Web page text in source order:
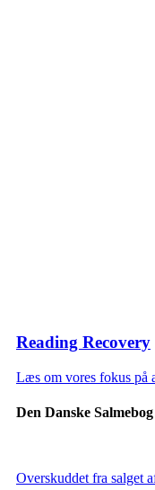
Reading Recovery
Læs om vores fokus på
Den Danske Salmebog
Overskuddet fra salget